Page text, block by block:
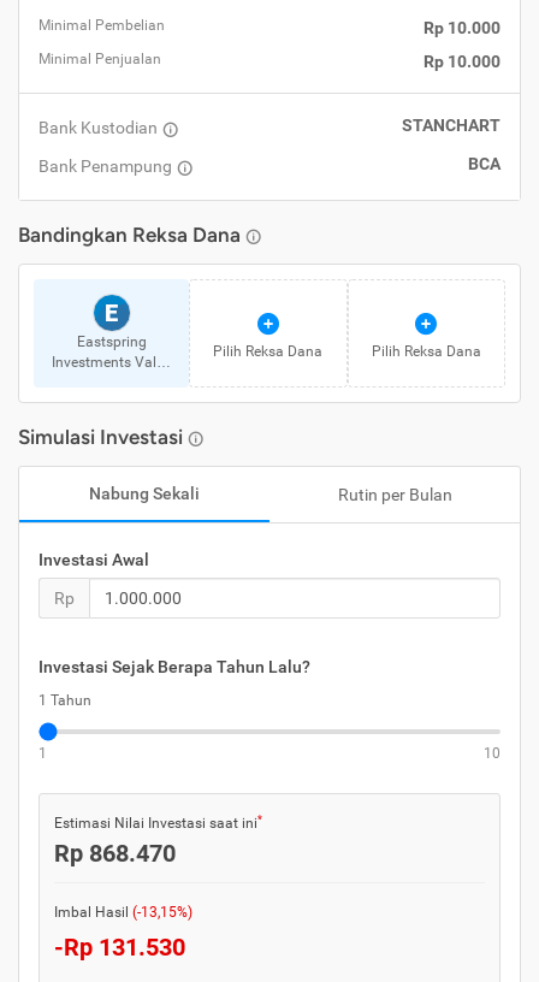
Minimal Pembelian Rp 10.000
Minimal Penjualan Rp 10.000
Bank Kustodian STANCHART
Bank Penampung BCA
Bandingkan Reksa Dana
E
Eastspring
Investments Value
Pilih Reksa Dana Pilih Reksa Dana
Simulasi Investasi
Nabung Sekali Rutin per Bulan
Investasi Awal
Rp
Investasi Sejak Berapa Tahun Lalu?
1 Tahun
1 10
Estimasi Nilai Investasi saat ini*
Rp 868.470
Imbal Hasil (-13,15%)
-Rp 131.530